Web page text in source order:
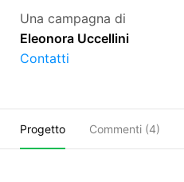
Una campagna di
Eleonora Uccellini
Contatti
Progetto Commenti (4)